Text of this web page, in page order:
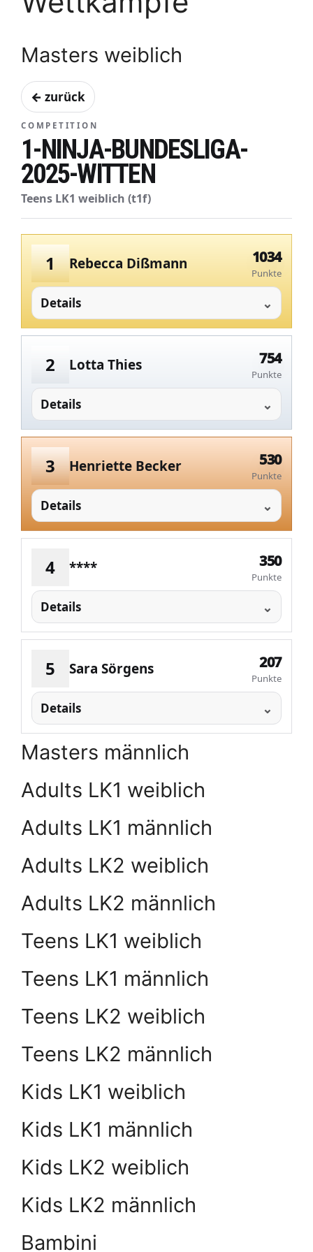
Masters weiblich
← zurück
COMPETITION
1-NINJA-BUNDESLIGA-
2025-WITTEN
Teens LK1 weiblich (t1f)
1 Rebecca Dißmann 1034
Punkte
Details
2 Lotta Thies 754
Punkte
Details
3 Henriette Becker 530
Punkte
Details
4 **** 350
Punkte
Details
5 Sara Sörgens 207
Punkte
Details
Masters männlich
Adults LK1 weiblich
Adults LK1 männlich
Adults LK2 weiblich
Adults LK2 männlich
Teens LK1 weiblich
Teens LK1 männlich
Teens LK2 weiblich
Teens LK2 männlich
Kids LK1 weiblich
Kids LK1 männlich
Kids LK2 weiblich
Kids LK2 männlich
Bambini